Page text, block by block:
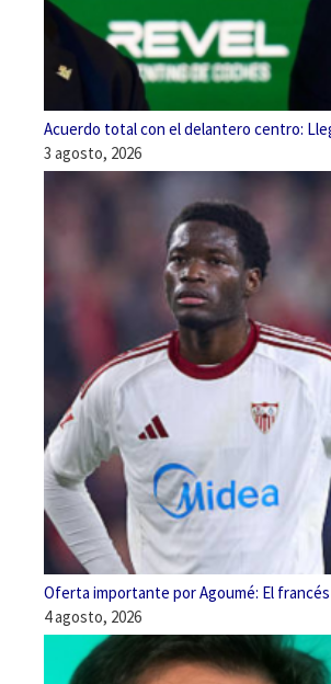
Acuerdo total con el delantero centro:
3 agosto, 2026
Oferta importante por Agoumé: El
4 agosto, 2026